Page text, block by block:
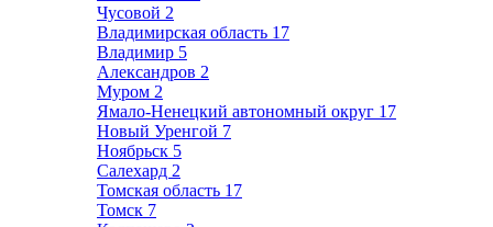
Чусовой 2
Владимирская область 17
Владимир 5
Александров 2
Муром 2
Ямало-Ненецкий автономный округ 17
Новый Уренгой 7
Ноябрьск 5
Салехард 2
Томская область 17
Томск 7